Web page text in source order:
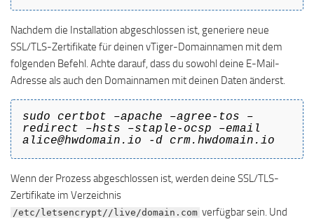
Nachdem die Installation abgeschlossen ist, generiere neue
SSL/TLS-Zertifikate für deinen vTiger-Domainnamen mit dem
folgenden Befehl. Achte darauf, dass du sowohl deine E-Mail-
Adresse als auch den Domainnamen mit deinen Daten änderst.
sudo certbot –apache –agree-tos –
redirect –hsts –staple-ocsp –email
alice@hwdomain.io -d crm.hwdomain.io
Wenn der Prozess abgeschlossen ist, werden deine SSL/TLS-
Zertifikate im Verzeichnis
/etc/letsencrypt//live/domain.com verfügbar sein. Und